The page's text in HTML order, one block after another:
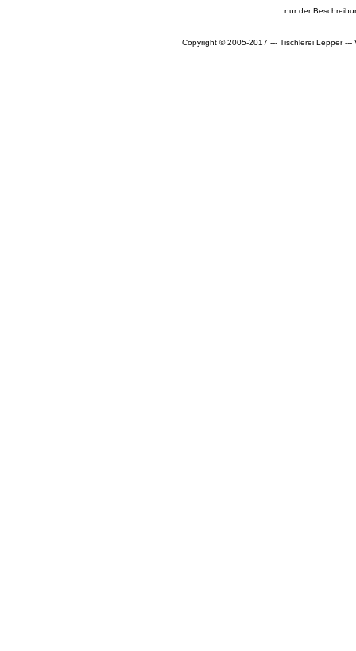
nur der
Copyright © 2005-2017 --- Tischlerei Lepper